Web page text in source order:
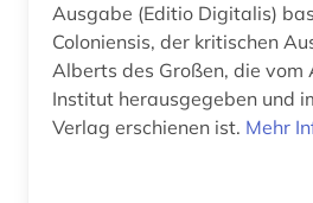
briefwechsel (2)
britisch-indien (1)
brockhaus (1)
Zypern (1)
Ausgabe (Editio Digitalis)
Coloniensis, der kritischen
Alberts des Großen, die
Institut herausgegeben und
Verlag erschienen ist. Mehr